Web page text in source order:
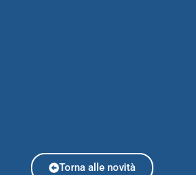
Torna alle novità